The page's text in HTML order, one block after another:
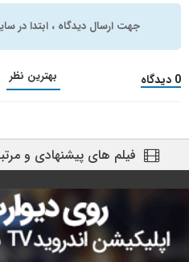
جهت ارسال دیدگاه ، ابتدا در
0 دیدگاه بهترین نظر
فیلم های پیشنهادی و